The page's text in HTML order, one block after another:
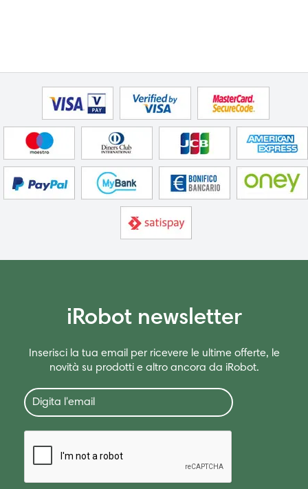
iRobot newsletter
Inserisci la tua email per ricevere le ultime offerte, le
novità su prodotti e altro ancora da iRobot.